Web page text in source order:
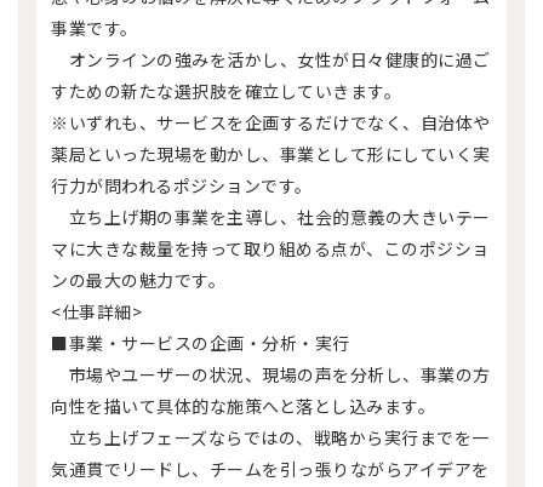
事業です。
オンラインの強みを活かし、女性が日々健康的に過ご
すための新たな選択肢を確立していきます。
※いずれも、サービスを企画するだけでなく、自治体や
薬局といった現場を動かし、事業として形にしていく実
行力が問われるポジションです。
立ち上げ期の事業を主導し、社会的意義の大きいテー
マに大きな裁量を持って取り組める点が、このポジショ
ンの最大の魅力です。
<仕事詳細>
■事業・サービスの企画・分析・実行
市場やユーザーの状況、現場の声を分析し、事業の方
向性を描いて具体的な施策へと落とし込みます。
立ち上げフェーズならではの、戦略から実行までを一
気通貫でリードし、チームを引っ張りながらアイデアを